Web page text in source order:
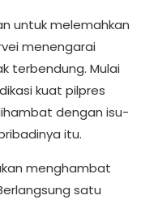
untuk melemahkan
menengarai
terbendung. Mulai
kuat pilpres
dengan isu-
itu.
menghambat
satu